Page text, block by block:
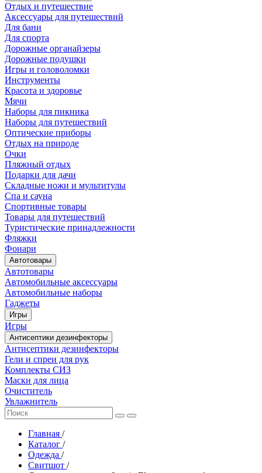
Отдых и путешествие
Аксессуары для путешествий
Для бани
Для спорта
Дорожные органайзеры
Дорожные подушки
Игры и головоломки
Инструменты
Красота и здоровье
Мячи
Наборы для пикника
Наборы для путешествий
Оптические приборы
Отдых на природе
Очки
Пляжный отдых
Подарки для дачи
Складные ножи и мультитулы
Спа и сауна
Спортивные товары
Товары для путешествий
Туристические принадлежности
Фляжки
Фонари
Автотовары
Автотовары
Автомобильные аксессуары
Автомобильные наборы
Гаджеты
Игры
Игры
Антисептики дезинфекторы
Антисептики дезинфекторы
Гели и спреи для рук
Комплекты СИЗ
Маски для лица
Очиститель
Увлажнитель
Главная /
Каталог /
Одежда /
Свитшот /